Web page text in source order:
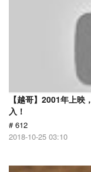
【越哥】2001年上
入！
# 612
2018-10-25 03:10